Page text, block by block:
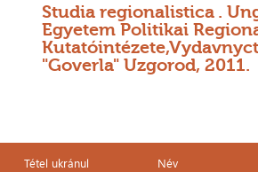
Studia regionalistica .
Egyetem Politikai
"Goverla" Uzgorod, 2011.
Tétel ukránul Név